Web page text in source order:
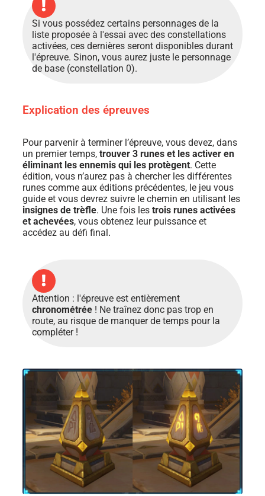
Si vous possédez certains personnages de la
liste proposée à l'essai avec des constellations
activées, ces dernières seront disponibles durant
l'épreuve. Sinon, vous aurez juste le personnage
de base (constellation 0).
Explication des épreuves
Pour parvenir à terminer l’épreuve, vous devez, dans
un premier temps, trouver 3 runes et les activer en
éliminant les ennemis qui les protègent. Cette
édition, vous n’aurez pas à chercher les différentes
runes comme aux éditions précédentes, le jeu vous
guide et vous devrez suivre le chemin en utilisant les
insignes de trèfle. Une fois les trois runes activées
et achevées, vous obtenez leur puissance et
accédez au défi final .
Attention : l'épreuve est entièrement
chronométrée ! Ne traînez donc pas trop en
route, au risque de manquer de temps pour la
compléter !